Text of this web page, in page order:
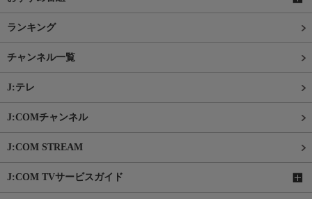
ランキング
チャンネル一覧
J:テレ
J:COMチャンネル
J:COM STREAM
J:COM TVサービスガイド